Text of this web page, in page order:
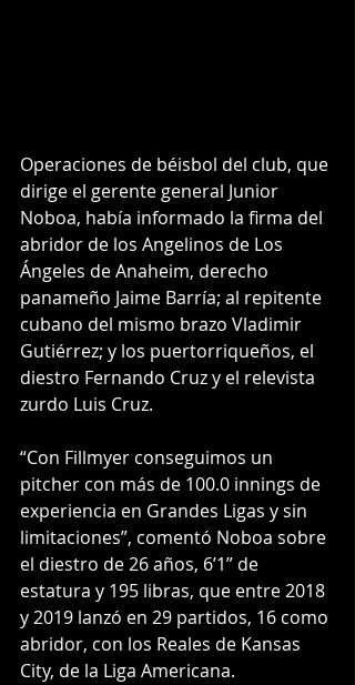
Operaciones de béisbol del club, que
dirige el gerente general Junior
Noboa, había informado la firma del
abridor de los Angelinos de Los
Ángeles de Anaheim, derecho
panameño Jaime Barría; al repitente
cubano del mismo brazo Vladimir
Gutiérrez; y los puertorriqueños, el
diestro Fernando Cruz y el relevista
zurdo Luis Cruz.
“Con Fillmyer conseguimos un
pitcher con más de 100.0 innings de
experiencia en Grandes Ligas y sin
limitaciones”, comentó Noboa sobre
el diestro de 26 años, 6’1” de
estatura y 195 libras, que entre 2018
y 2019 lanzó en 29 partidos, 16 como
abridor, con los Reales de Kansas
City, de la Liga Americana.